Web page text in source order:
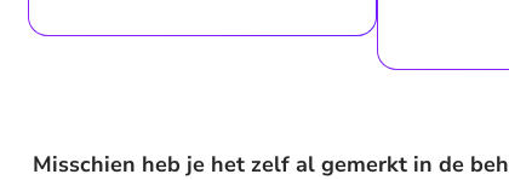
Misschien heb je het zelf al gemerkt in de